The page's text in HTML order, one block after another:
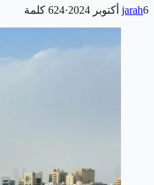
jarah6 أكتوبر 2024 ·
624 كلمة